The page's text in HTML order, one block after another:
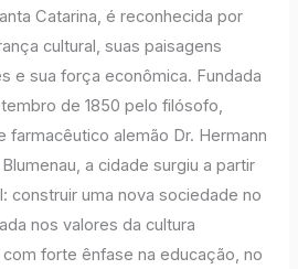
Catarina, é reconhecida por
cultural, suas paisagens
e sua força econômica. Fundada
de 1850 pelo filósofo,
farmacêutico alemão Dr. Hermann
a cidade surgiu a partir
construir uma nova sociedade no
nos valores da cultura
com forte ênfase na educação, no